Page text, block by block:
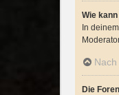
Wie
In
Die